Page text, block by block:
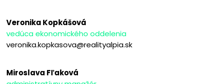
Veronika Kopkášová
vedúca ekonomického oddelenia
veronika.kopkasova@realityalpia.sk
Miroslava Fľaková